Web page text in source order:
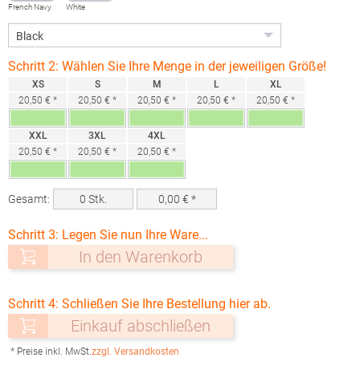
French Navy White
Schritt 2: Wählen Sie Ihre Menge in der jeweiligen Größe!
XS
20,50 € *
S
20,50 € *
M
20,50 € *
L
20,50 € *
XL
20,50 € *
XXL
20,50 € *
3XL
20,50 € *
4XL
20,50 € *
Gesamt: 0 Stk. 0,00 € *
Schritt 3: Legen Sie nun Ihre Ware...
In den Warenkorb
Schritt 4: Schließen Sie Ihre Bestellung hier ab.
Einkauf abschließen
* Preise inkl. MwSt.zzgl. Versandkosten